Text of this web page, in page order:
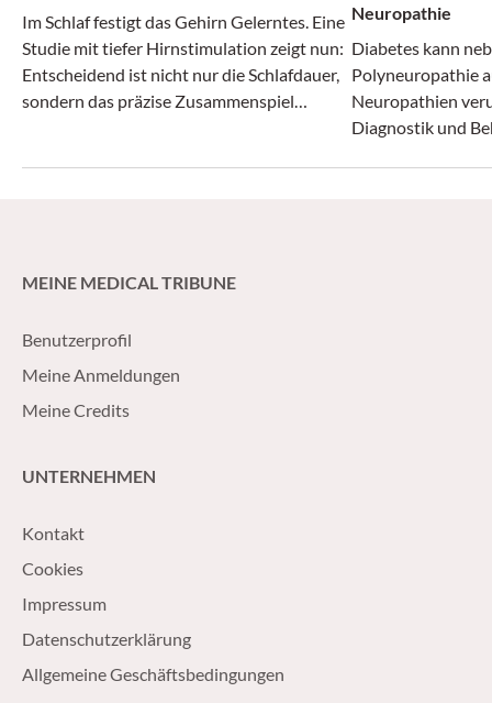
Im Schlaf festigt das Gehirn Gelerntes. Eine
Studie mit tiefer Hirnstimulation zeigt nun:
Entscheidend ist nicht nur die Schlafdauer,
sondern das präzise Zusammenspiel
Neuropathie
Diabetes kann
Polyneuropathie
Neuropathien
Diagnostik und
MEINE MEDICAL TRIBUNE
Benutzerprofil
Meine Anmeldungen
Meine Credits
UNTERNEHMEN
Kontakt
Cookies
Impressum
Datenschutzerklärung
Allgemeine Geschäftsbedingungen